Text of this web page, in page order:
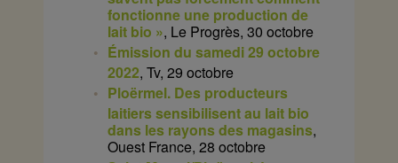
fonctionne une production de
lait bio », Le Progrès, 30 octobre
Émission du samedi 29 octobre
2022, Tv, 29 octobre
Ploërmel. Des producteurs
laitiers sensibilisent au lait bio
dans les rayons des magasins,
Ouest France, 28 octobre